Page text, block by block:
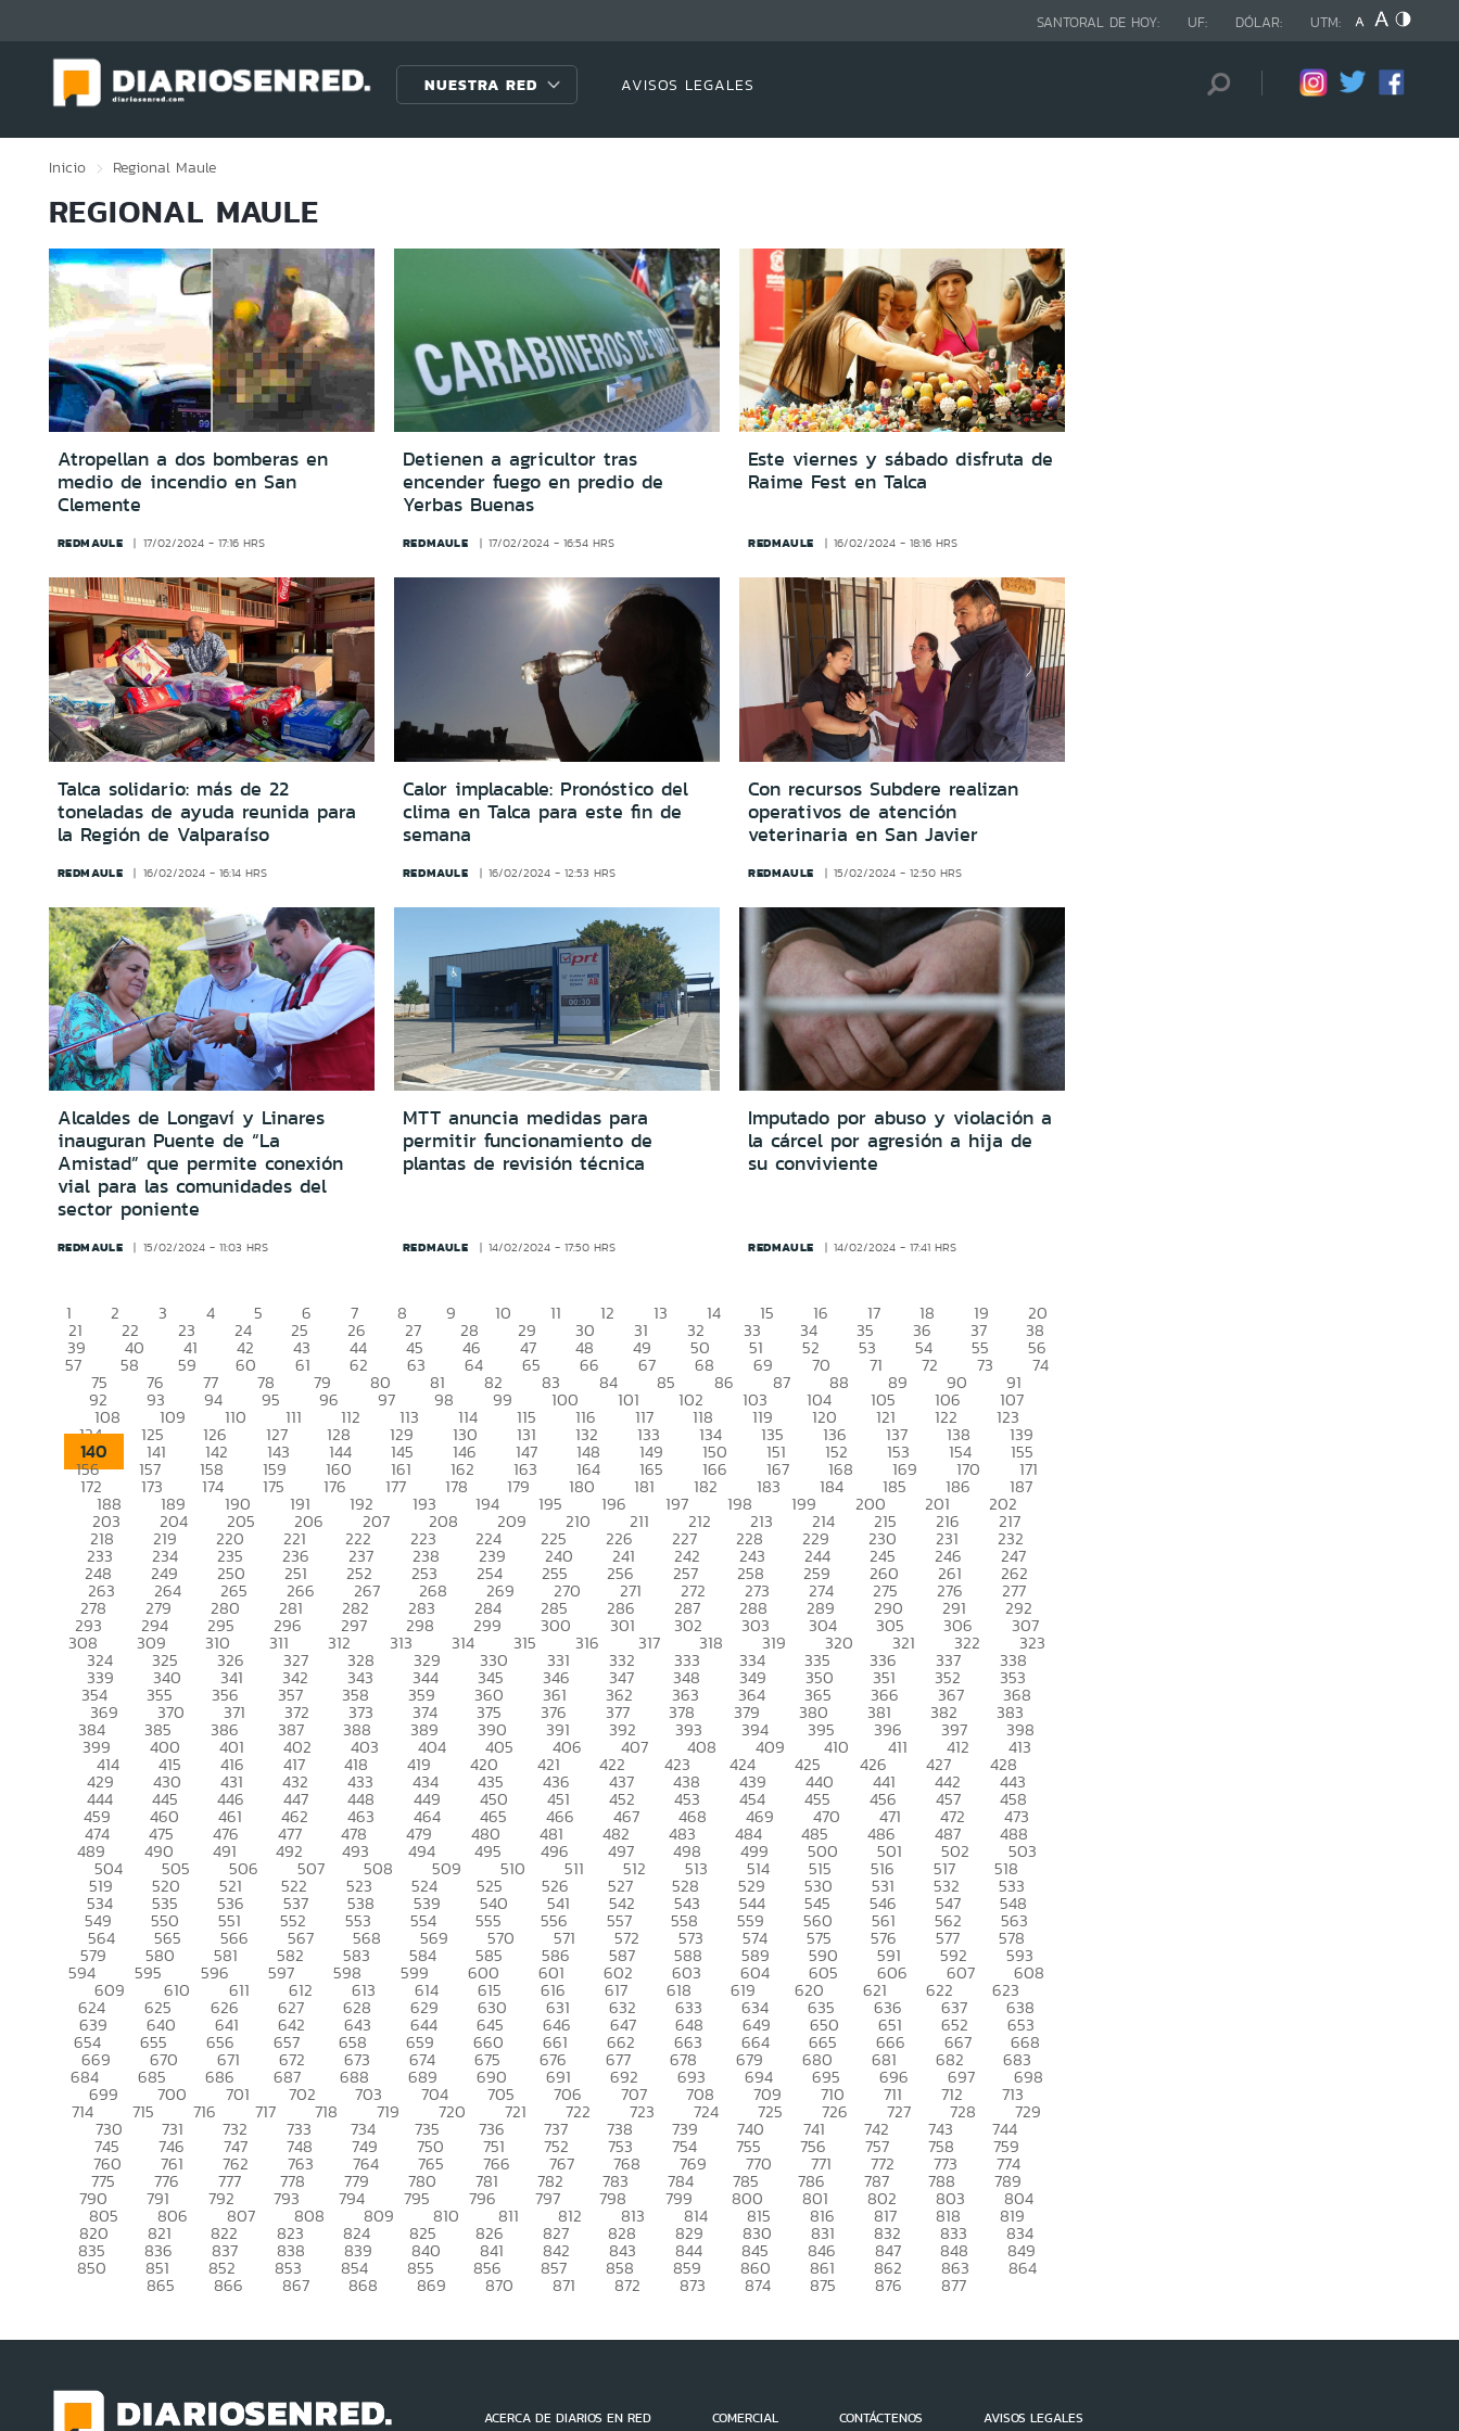
SANTORAL DE HOY: UF: DÓLAR: UTM:
NUESTRA RED AVISOS LEGALES
Inicio Regional Maule
REGIONAL MAULE
Atropellan a dos bomberas en
medio de incendio en San
Clemente
REDMAULE 17/02/2024 - 17:16 HRS
Detienen a agricultor tras
encender fuego en predio de
Yerbas Buenas
REDMAULE 17/02/2024 - 16:54 HRS
Este viernes y sábado disfruta de
Raime Fest en Talca
REDMAULE 16/02/2024 - 18:16 HRS
Talca solidario: más de 22
toneladas de ayuda reunida para
la Región de Valparaíso
REDMAULE 16/02/2024 - 16:14 HRS
Calor implacable: Pronóstico del
clima en Talca para este fin de
semana
REDMAULE 16/02/2024 - 12:53 HRS
Con recursos Subdere realizan
operativos de atención
veterinaria en San Javier
REDMAULE 15/02/2024 - 12:50 HRS
Alcaldes de Longaví y Linares
inauguran Puente de “La
Amistad” que permite conexión
vial para las comunidades del
sector poniente
REDMAULE 15/02/2024 - 11:03 HRS
MTT anuncia medidas para
permitir funcionamiento de
plantas de revisión técnica
REDMAULE 14/02/2024 - 17:50 HRS
Imputado por abuso y violación a
la cárcel por agresión a hija de
su conviviente
REDMAULE 14/02/2024 - 17:41 HRS
1 2 3 4 5 6 7 8 9 10 11 12 13 14 15 16 17 18 19 20
21 22 23 24 25 26 27 28 29 30 31 32 33 34 35 36 37 38
39 40 41 42 43 44 45 46 47 48 49 50 51 52 53 54 55 56
57 58 59 60 61 62 63 64 65 66 67 68 69 70 71 72 73 74
75 76 77 78 79 80 81 82 83 84 85 86 87 88 89 90 91
92 93 94 95 96 97 98 99 100 101 102 103 104 105 106 107
108 109 110 111 112 113 114 115 116 117 118 119 120 121 122 123
124 125 126 127 128 129 130 131 132 133 134 135 136 137 138 139
140 141 142 143 144 145 146 147 148 149 150 151 152 153 154 155
156 157 158 159 160 161 162 163 164 165 166 167 168 169 170 171
172 173 174 175 176 177 178 179 180 181 182 183 184 185 186 187
188 189 190 191 192 193 194 195 196 197 198 199 200 201 202
203 204 205 206 207 208 209 210 211 212 213 214 215 216 217
218 219 220 221 222 223 224 225 226 227 228 229 230 231 232
233 234 235 236 237 238 239 240 241 242 243 244 245 246 247
248 249 250 251 252 253 254 255 256 257 258 259 260 261 262
263 264 265 266 267 268 269 270 271 272 273 274 275 276 277
278 279 280 281 282 283 284 285 286 287 288 289 290 291 292
293 294 295 296 297 298 299 300 301 302 303 304 305 306 307
308 309 310 311 312 313 314 315 316 317 318 319 320 321 322 323
324 325 326 327 328 329 330 331 332 333 334 335 336 337 338
339 340 341 342 343 344 345 346 347 348 349 350 351 352 353
354 355 356 357 358 359 360 361 362 363 364 365 366 367 368
369 370 371 372 373 374 375 376 377 378 379 380 381 382 383
384 385 386 387 388 389 390 391 392 393 394 395 396 397 398
399 400 401 402 403 404 405 406 407 408 409 410 411 412 413
414 415 416 417 418 419 420 421 422 423 424 425 426 427 428
429 430 431 432 433 434 435 436 437 438 439 440 441 442 443
444 445 446 447 448 449 450 451 452 453 454 455 456 457 458
459 460 461 462 463 464 465 466 467 468 469 470 471 472 473
474 475 476 477 478 479 480 481 482 483 484 485 486 487 488
489 490 491 492 493 494 495 496 497 498 499 500 501 502 503
504 505 506 507 508 509 510 511 512 513 514 515 516 517 518
519 520 521 522 523 524 525 526 527 528 529 530 531 532 533
534 535 536 537 538 539 540 541 542 543 544 545 546 547 548
549 550 551 552 553 554 555 556 557 558 559 560 561 562 563
564 565 566 567 568 569 570 571 572 573 574 575 576 577 578
579 580 581 582 583 584 585 586 587 588 589 590 591 592 593
594 595 596 597 598 599 600 601 602 603 604 605 606 607 608
609 610 611 612 613 614 615 616 617 618 619 620 621 622 623
624 625 626 627 628 629 630 631 632 633 634 635 636 637 638
639 640 641 642 643 644 645 646 647 648 649 650 651 652 653
654 655 656 657 658 659 660 661 662 663 664 665 666 667 668
669 670 671 672 673 674 675 676 677 678 679 680 681 682 683
684 685 686 687 688 689 690 691 692 693 694 695 696 697 698
699 700 701 702 703 704 705 706 707 708 709 710 711 712 713
714 715 716 717 718 719 720 721 722 723 724 725 726 727 728 729
730 731 732 733 734 735 736 737 738 739 740 741 742 743 744
745 746 747 748 749 750 751 752 753 754 755 756 757 758 759
760 761 762 763 764 765 766 767 768 769 770 771 772 773 774
775 776 777 778 779 780 781 782 783 784 785 786 787 788 789
790 791 792 793 794 795 796 797 798 799 800 801 802 803 804
805 806 807 808 809 810 811 812 813 814 815 816 817 818 819
820 821 822 823 824 825 826 827 828 829 830 831 832 833 834
835 836 837 838 839 840 841 842 843 844 845 846 847 848 849
850 851 852 853 854 855 856 857 858 859 860 861 862 863 864
865 866 867 868 869 870 871 872 873 874 875 876 877
ACERCA DE DIARIOS EN RED COMERCIAL CONTÁCTENOS AVISOS LEGALES